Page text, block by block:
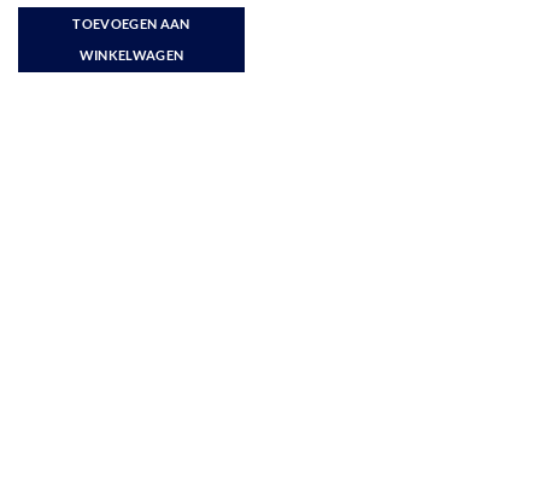
was:
€ 22,87.
is:
€ 18,79.
TOEVOEGEN AAN
WINKELWAGEN